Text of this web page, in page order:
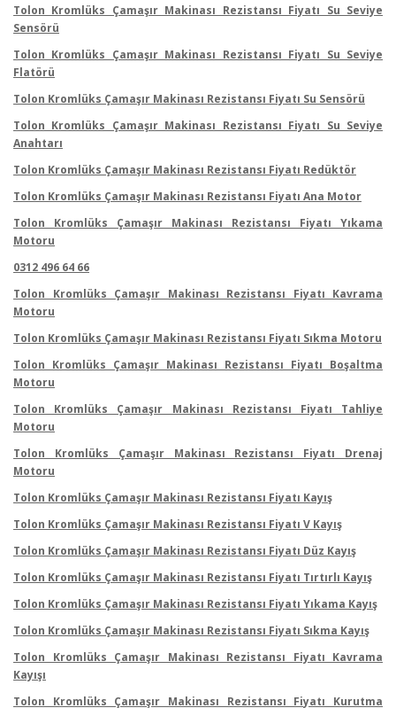
Tolon Kromlüks Çamaşır Makinası Rezistansı Fiyatı Su Seviye
Sensörü
Tolon Kromlüks Çamaşır Makinası Rezistansı Fiyatı Su Seviye
Flatörü
Tolon Kromlüks Çamaşır Makinası Rezistansı Fiyatı Su Sensörü
Tolon Kromlüks Çamaşır Makinası Rezistansı Fiyatı Su Seviye
Anahtarı
Tolon Kromlüks Çamaşır Makinası Rezistansı Fiyatı Redüktör
Tolon Kromlüks Çamaşır Makinası Rezistansı Fiyatı Ana Motor
Tolon Kromlüks Çamaşır Makinası Rezistansı Fiyatı Yıkama
Motoru
0312 496 64 66
Tolon Kromlüks Çamaşır Makinası Rezistansı Fiyatı Kavrama
Motoru
Tolon Kromlüks Çamaşır Makinası Rezistansı Fiyatı Sıkma Motoru
Tolon Kromlüks Çamaşır Makinası Rezistansı Fiyatı Boşaltma
Motoru
Tolon Kromlüks Çamaşır Makinası Rezistansı Fiyatı Tahliye
Motoru
Tolon Kromlüks Çamaşır Makinası Rezistansı Fiyatı Drenaj
Motoru
Tolon Kromlüks Çamaşır Makinası Rezistansı Fiyatı Kayış
Tolon Kromlüks Çamaşır Makinası Rezistansı Fiyatı V Kayış
Tolon Kromlüks Çamaşır Makinası Rezistansı Fiyatı Düz Kayış
Tolon Kromlüks Çamaşır Makinası Rezistansı Fiyatı Tırtırlı Kayış
Tolon Kromlüks Çamaşır Makinası Rezistansı Fiyatı Yıkama Kayış
Tolon Kromlüks Çamaşır Makinası Rezistansı Fiyatı Sıkma Kayış
Tolon Kromlüks Çamaşır Makinası Rezistansı Fiyatı Kavrama
Kayışı
Tolon Kromlüks Çamaşır Makinası Rezistansı Fiyatı Kurutma